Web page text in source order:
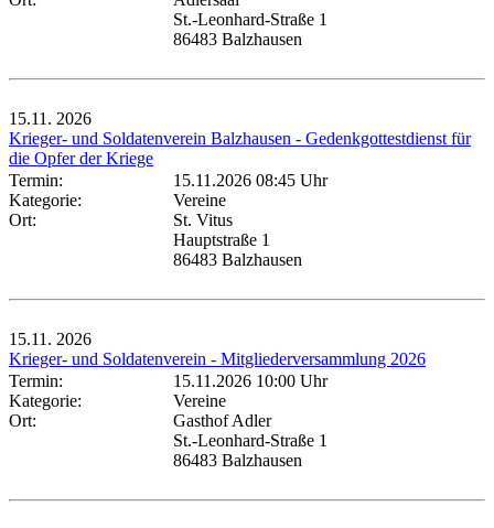
St.-Leonhard-Straße 1
86483 Balzhausen
15.11. 2026
Krieger- und Soldatenverein Balzhausen - Gedenkgottestdienst für
die Opfer der Kriege
Termin:
15.11.2026 08:45 Uhr
Kategorie:
Vereine
Ort:
St. Vitus
Hauptstraße 1
86483 Balzhausen
15.11. 2026
Krieger- und Soldatenverein - Mitgliederversammlung 2026
Termin:
15.11.2026 10:00 Uhr
Kategorie:
Vereine
Ort:
Gasthof Adler
St.-Leonhard-Straße 1
86483 Balzhausen